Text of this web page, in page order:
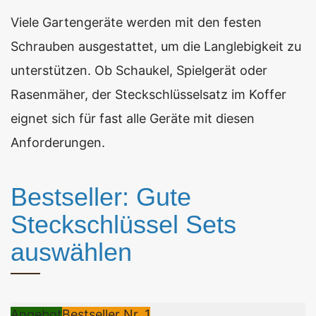
Viele Gartengeräte werden mit den festen
Schrauben ausgestattet, um die Langlebigkeit zu
unterstützen. Ob Schaukel, Spielgerät oder
Rasenmäher, der Steckschlüsselsatz im Koffer
eignet sich für fast alle Geräte mit diesen
Anforderungen.
Bestseller: Gute
Steckschlüssel Sets
auswählen